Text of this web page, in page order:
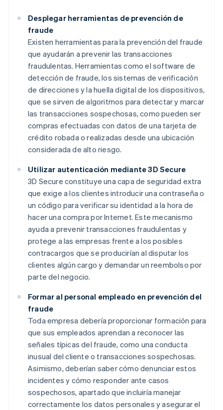
Desplegar herramientas de prevención de
fraude
Existen herramientas para la prevención del fraude
que ayudarán a prevenir las transacciones
fraudulentas. Herramientas como el software de
detección de fraude, los sistemas de verificación
de direcciones y la huella digital de los dispositivos,
que se sirven de algoritmos para detectar y marcar
las transacciones sospechosas, como pueden ser
compras efectuadas con datos de una tarjeta de
crédito robada o realizadas desde una ubicación
considerada de alto riesgo.
Utilizar autenticación mediante 3D Secure
3D Secure constituye una capa de seguridad extra
que exige a los clientes introducir una contraseña o
un código para verificar su identidad a la hora de
hacer una compra por Internet. Este mecanismo
ayuda a prevenir transacciones fraudulentas y
protege a las empresas frente a los posibles
contracargos que se producirían al disputar los
clientes algún cargo y demandar un reembolso por
parte del negocio.
Formar al personal empleado en prevención del
fraude
Toda empresa debería proporcionar formación para
que sus empleados aprendan a reconocer las
señales típicas del fraude, como una conducta
inusual del cliente o transacciones sospechosas.
Asimismo, deberían saber cómo denunciar estos
incidentes y cómo responder ante casos
sospechosos, apartado que incluiría manejar
correctamente los datos personales y asegurar el